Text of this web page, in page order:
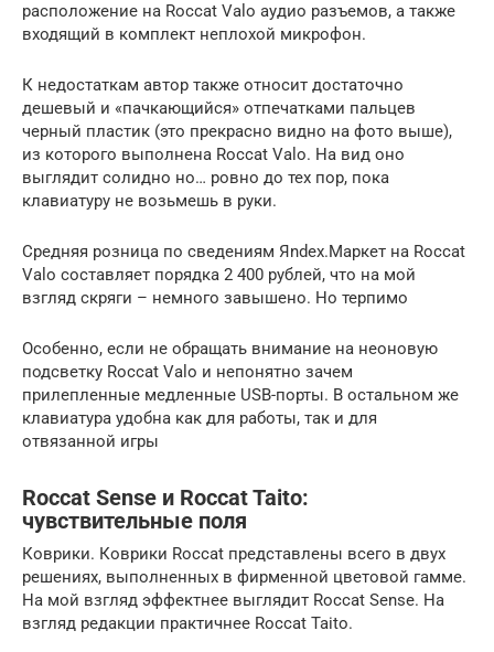
расположение на Roccat Valo аудио разъемов, а также
входящий в комплект неплохой микрофон.
К недостаткам автор также относит достаточно
дешевый и «пачкающийся» отпечатками пальцев
черный пластик (это прекрасно видно на фото выше),
из которого выполнена Roccat Valo. На вид оно
выглядит солидно но… ровно до тех пор, пока
клавиатуру не возьмешь в руки.
Средняя розница по сведениям Яndex.Маркет на Roccat
Valo составляет порядка 2 400 рублей, что на мой
взгляд скряги – немного завышено. Но терпимо
Особенно, если не обращать внимание на неоновую
подсветку Roccat Valo и непонятно зачем
прилепленные медленные USB-порты. В остальном же
клавиатура удобна как для работы, так и для
отвязанной игры
Roccat Sense и Roccat Taito:
чувствительные поля
Коврики. Коврики Roccat представлены всего в двух
решениях, выполненных в фирменной цветовой гамме.
На мой взгляд эффектнее выглядит Roccat Sense. На
взгляд редакции практичнее Roccat Taito.